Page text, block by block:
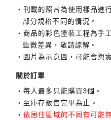
刊載的照片為使用樣品進
部分規格不同的情況。
商品的彩色塗裝工程為手
些微差異，敬請諒解。
圖片為示意圖，可能會與
關於訂單
每人最多只能購買3個。
至庫存販售完畢為止。
依居住區域的不同有可能